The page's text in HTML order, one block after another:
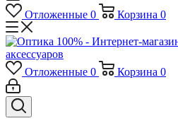
Отложенные 0 Корзина 0
Отложенные 0 Корзина 0